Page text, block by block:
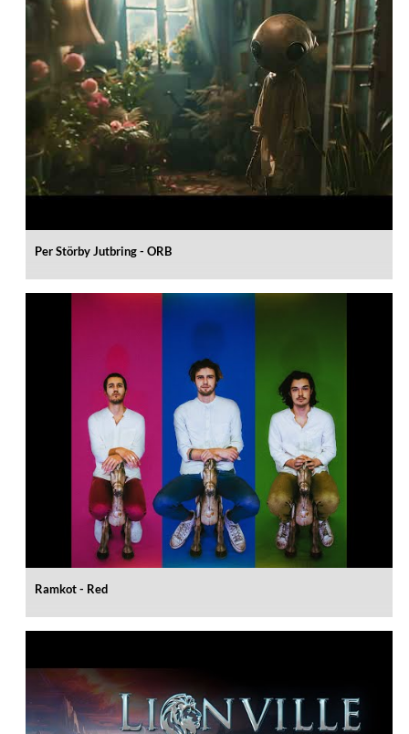
Per Störby Jutbring - ORB
Ramkot - Red